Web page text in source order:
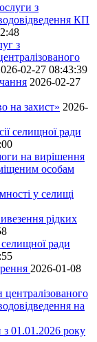
з
КП
з
02-27 08:43:39
2026-02-27
на захист» 2026-
селищної ради
на вирішення
особам
у селищі
рідких
селищної ради
2026-01-08
на
з 01.01.2026 року